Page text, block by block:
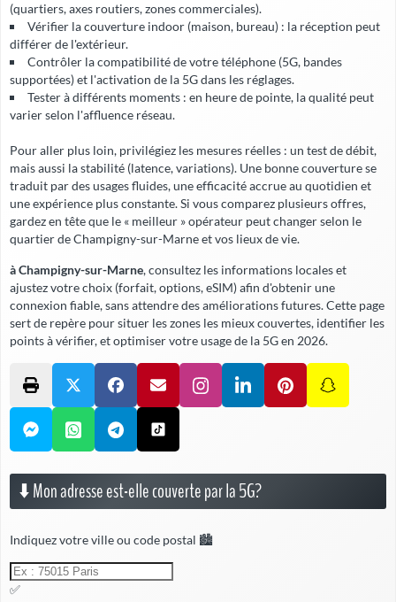
(quartiers, axes routiers, zones commerciales).
Vérifier lacouverture indoor (maison, bureau) : la réception peut
différer de l'extérieur.
Contrôler la compatibilité de votre téléphone (5G, bandes
supportées) et l'activation de la 5G dans les réglages.
Tester à différents moments : en heure de pointe, la qualité peut
varier selon l'affluence réseau.
Pour aller plus loin, privilégiez les mesures réelles : un test de débit,
mais aussi la stabilité (latence, variations). Une bonne couverture se
traduit par des usages fluides, uneefficacité accrueau quotidien et
une expérience plus constante. Si vous comparez plusieurs offres,
gardez en tête que le « meilleur » opérateur peut changer selon le
quartier de Champigny-sur-Marne et vos lieux de vie.
à Champigny-sur-Marne, consultez les informations locales et
ajustez votre choix (forfait, options, eSIM) afin d'obtenir une
connexion fiable,sans attendredes améliorations futures. Cette page
sert de repère pour situer les zones les mieux couvertes, identifier les
points à vérifier, et optimiser votre usage de la 5G en 2026.
⬇️ Mon adresse est-elle couverte par la 5G?
Indiquez votre ville ou code postal 🏙️
✅